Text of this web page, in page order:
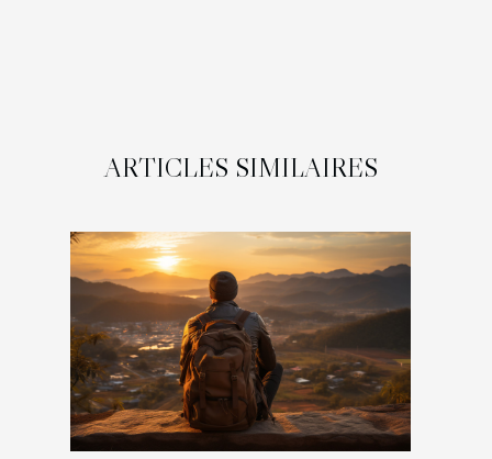
ARTICLES SIMILAIRES